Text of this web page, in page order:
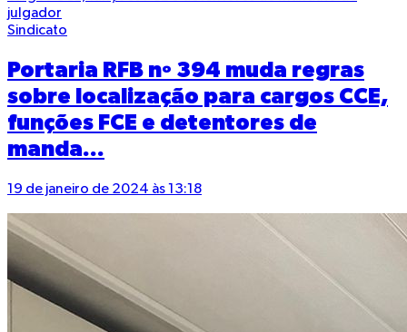
Sindicato
Portaria RFB nº 394 muda regras
sobre localização para cargos CCE,
funções FCE e detentores de
manda...
19 de janeiro de 2024 às 13:18